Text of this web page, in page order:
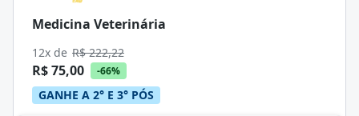
Medicina Veterinária
12x de R$ 222,22
R$ 75,00 -66%
GANHE A 2° E 3° PÓS